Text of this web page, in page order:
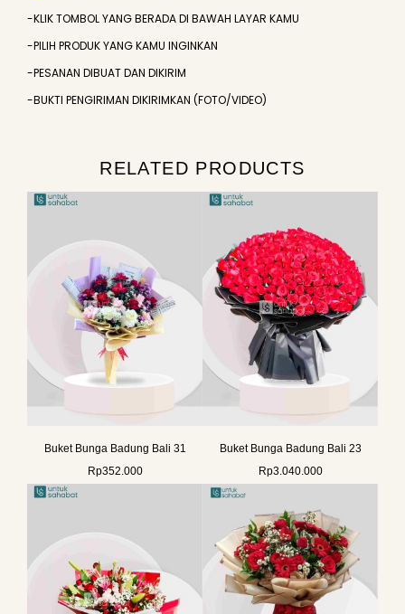
-KLIK TOMBOL YANG BERADA DI BAWAH LAYAR KAMU
-PILIH PRODUK YANG KAMU INGINKAN
-PESANAN DIBUAT DAN DIKIRIM
-BUKTI PENGIRIMAN DIKIRIMKAN (FOTO/VIDEO)
RELATED PRODUCTS
Buket Bunga Badung Bali 31
Rp352.000
Buket Bunga Badung Bali 23
Rp3.040.000